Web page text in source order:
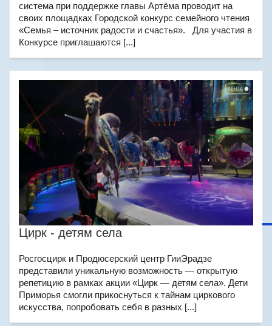
система при поддержке главы Артёма проводит на
своих площадках Городской конкурс семейного чтения
«Семья – источник радости и счастья». Для участия в
Конкурсе приглашаются [...]
Цирк - детям села
Росгосцирк и Продюсерский центр ГииЭрадзе
представили уникальную возможность — открытую
репетицию в рамках акции «Цирк — детям села». Дети
Приморья смогли прикоснуться к тайнам циркового
искусства, попробовать себя в разных [...]